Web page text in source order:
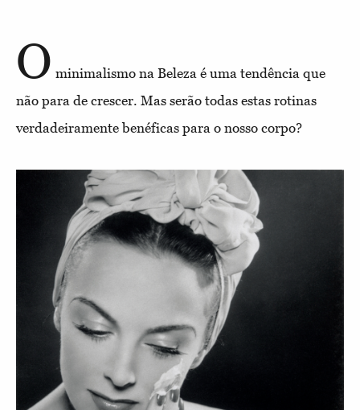
O minimalismo na Beleza é uma tendência que
não para de crescer. Mas serão todas estas rotinas
verdadeiramente benéficas para o nosso corpo?